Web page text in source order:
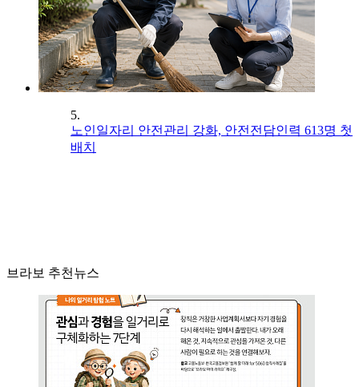
5.
노인일자리 안전관리 강화, 안전전담인력 613명 첫
배치
브라보 추천뉴스